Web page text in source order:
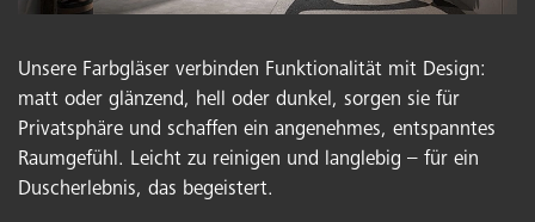
Unsere Farbgläser verbinden Funktionalität mit Design:
matt oder glänzend, hell oder dunkel, sorgen sie für
Privatsphäre und schaffen ein angenehmes, entspanntes
Raumgefühl. Leicht zu reinigen und langlebig – für ein
Duscherlebnis, das begeistert.